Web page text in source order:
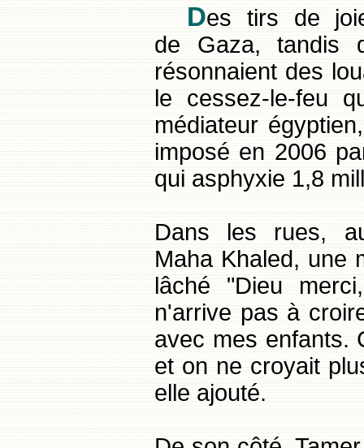
Des tirs de
de Gaza, tandis
résonnaient des
le cessez-le-feu
médiateur
imposé en 2006
qui asphyxie 1,8
Dans les rues,
Maha Khaled, une
lâché "Dieu
n'arrive pas à
avec mes enfants.
et on ne croyait
elle ajouté.